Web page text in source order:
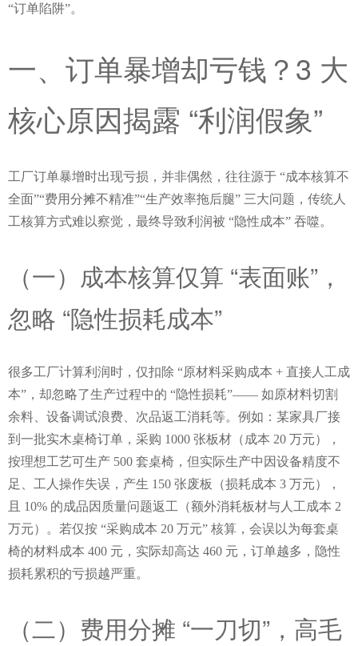
“订单陷阱”。
一、订单暴增却亏钱？3 大
核心原因揭露 “利润假象”
工厂订单暴增时出现亏损，并非偶然，往往源于 “成本核算不
全面”“费用分摊不精准”“生产效率拖后腿” 三大问题，传统人
工核算方式难以察觉，最终导致利润被 “隐性成本” 吞噬。
（一）成本核算仅算 “表面账”，
忽略 “隐性损耗成本”
很多工厂计算利润时，仅扣除 “原材料采购成本 + 直接人工成
本”，却忽略了生产过程中的 “隐性损耗”—— 如原材料切割
余料、设备调试浪费、次品返工消耗等。例如：某家具厂接
到一批实木桌椅订单，采购 1000 张板材（成本 20 万元），
按理想工艺可生产 500 套桌椅，但实际生产中因设备精度不
足、工人操作失误，产生 150 张废板（损耗成本 3 万元），
且 10% 的成品因质量问题返工（额外消耗板材与人工成本 2
万元）。若仅按 “采购成本 20 万元” 核算，会误以为每套桌
椅的材料成本 400 元，实际却高达 460 元，订单越多，隐性
损耗累积的亏损越严重。
（二）费用分摊 “一刀切”，高毛